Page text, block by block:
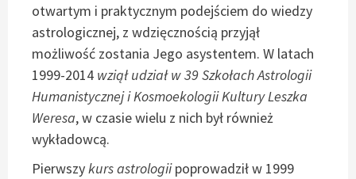
otwartym i praktycznym podejściem do wiedzy
astrologicznej, z wdzięcznością przyjął
możliwość zostania Jego asystentem. W latach
1999-2014 wziął udział w 39 Szkołach Astrologii
Humanistycznej i Kosmoekologii Kultury Leszka
Weresa, w czasie wielu z nich był również
wykładowcą.
Pierwszykurs astrologiipoprowadził w 1999